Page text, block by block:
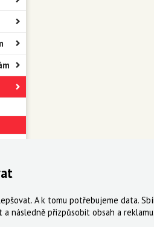
podmínky Registrace
A k tomu potřebujeme data.
následně přizpůsobit obsah a